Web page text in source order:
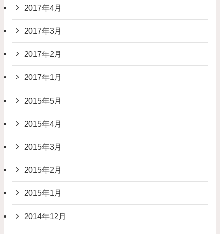
2017年4月
2017年3月
2017年2月
2017年1月
2015年5月
2015年4月
2015年3月
2015年2月
2015年1月
2014年12月